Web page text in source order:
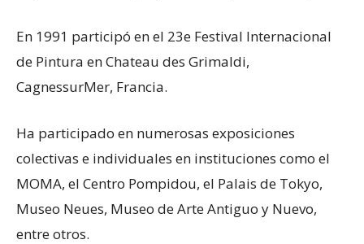
En 1991 participó en el 23e Festival Internacional
de Pintura en Chateau des Grimaldi,
CagnessurMer, Francia.
Ha participado en numerosas exposiciones
colectivas e individuales en instituciones como el
MOMA, el Centro Pompidou, el Palais de Tokyo,
Museo Neues, Museo de Arte Antiguo y Nuevo,
entre otros.